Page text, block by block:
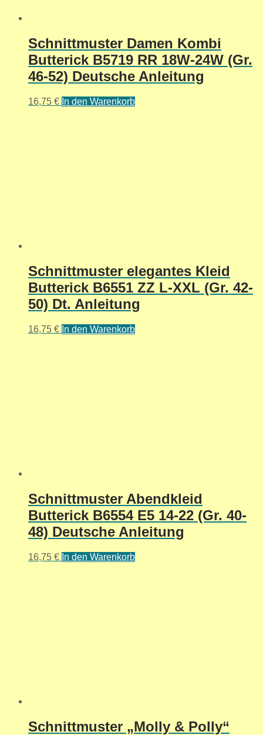
Schnittmuster Damen Kombi
Butterick B5719 RR 18W-24W (Gr.
46-52) Deutsche Anleitung
16,75 € In den Warenkorb
Schnittmuster elegantes Kleid
Butterick B6551 ZZ L-XXL (Gr. 42-
50) Dt. Anleitung
16,75 € In den Warenkorb
Schnittmuster Abendkleid
Butterick B6554 E5 14-22 (Gr. 40-
48) Deutsche Anleitung
16,75 € In den Warenkorb
Schnittmuster „Molly & Polly“